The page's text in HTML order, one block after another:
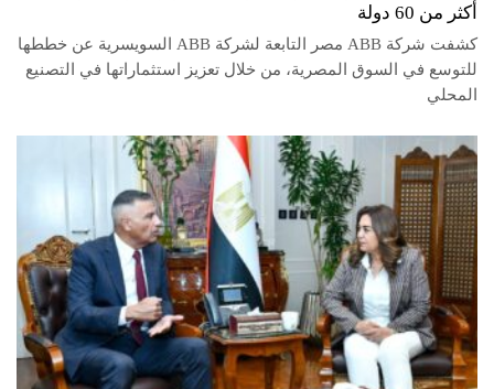
أكثر من 60 دولة
كشفت شركة ABB مصر التابعة لشركة ABB السويسرية عن خططها
للتوسع في السوق المصرية، من خلال تعزيز استثماراتها في التصنيع
المحلي